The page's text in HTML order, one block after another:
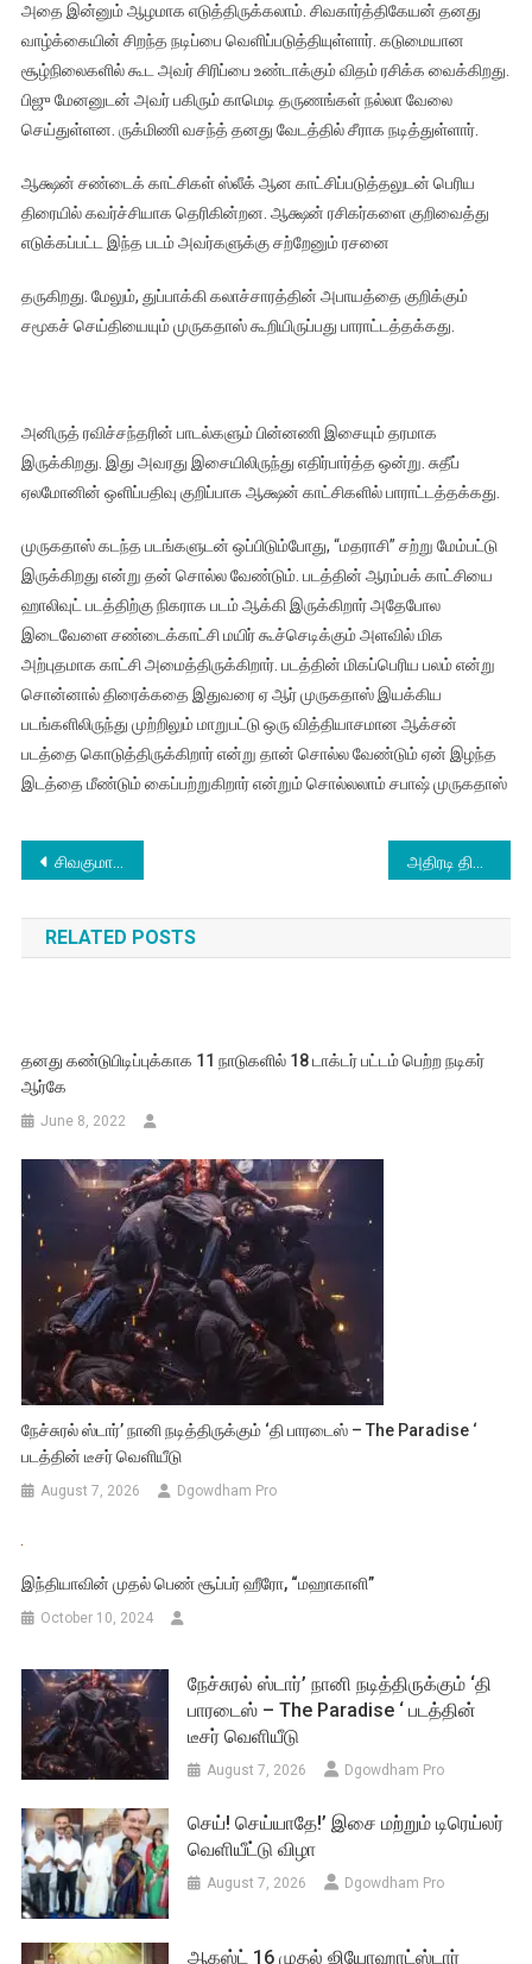
அதை இன்னும் ஆழமாக எடுத்திருக்கலாம். சிவகார்த்திகேயன் தனது
வாழ்க்கையின் சிறந்த நடிப்பை வெளிப்படுத்தியுள்ளார். கடுமையான
சூழ்நிலைகளில் கூட அவர் சிரிப்பை உண்டாக்கும் விதம் ரசிக்க வைக்கிறது.
பிஜு மேனனுடன் அவர் பகிரும் காமெடி தருணங்கள் நல்லா வேலை
செய்துள்ளன. ருக்மிணி வசந்த் தனது வேடத்தில் சீராக நடித்துள்ளார்.
ஆக்ஷன் சண்டைக் காட்சிகள் ஸ்லீக் ஆன காட்சிப்படுத்தலுடன் பெரிய
திரையில் கவர்ச்சியாக தெரிகின்றன. ஆக்ஷன் ரசிகர்களை குறிவைத்து
எடுக்கப்பட்ட இந்த படம் அவர்களுக்கு சற்றேனும் ரசனை
தருகிறது. மேலும், துப்பாக்கி கலாச்சாரத்தின் அபாயத்தை குறிக்கும்
சமூகச் செய்தியையும் முருகதாஸ் கூறியிருப்பது பாராட்டத்தக்கது.
அனிருத் ரவிச்சந்தரின் பாடல்களும் பின்னணி இசையும் தரமாக
இருக்கிறது. இது அவரது இசையிலிருந்து எதிர்பார்த்த ஒன்று. சுதீப்
ஏலமோனின் ஒளிப்பதிவு குறிப்பாக ஆக்ஷன் காட்சிகளில் பாராட்டத்தக்கது.
முருகதாஸ் கடந்த படங்களுடன் ஒப்பிடும்போது, “மதராசி” சற்று மேம்பட்டு
இருக்கிறது என்று தன் சொல்ல வேண்டும். படத்தின் ஆரம்பக் காட்சியை
ஹாலிவுட் படத்திற்கு நிகராக படம் ஆக்கி இருக்கிறார் அதேபோல
இடைவேளை சண்டைக்காட்சி மயிர் கூச்செடிக்கும் அளவில் மிக
அற்புதமாக காட்சி அமைத்திருக்கிறார். படத்தின் மிகப்பெரிய பலம் என்று
சொன்னால் திரைக்கதை இதுவரை ஏ ஆர் முருகதாஸ் இயக்கிய
படங்களிலிருந்து முற்றிலும் மாறுபட்டு ஒரு வித்தியாசமான ஆக்சன்
படத்தை கொடுத்திருக்கிறார் என்று தான் சொல்ல வேண்டும் ஏன் இழந்த
இடத்தை மீண்டும் கைப்பற்றுகிறார் என்றும் சொல்லலாம் சபாஷ் முருகதாஸ்
Post
navigation
சிவகுமார் கல்வி அறக்கட்டளை 46-ஆம் ஆண்டு பரிசளிப்பு விழா’ அதிரடி திரில்லர் “பேபி கேர்ள்” (Baby Girl) படத்திலிருந்து, நிவின் பாலியின் புதிய அதிரடி லுக் வெளியாகியுள்ளது
RELATED POSTS
தனது கண்டுபிடிப்புக்காக 11 நாடுகளில் 18 டாக்டர் பட்டம் பெற்ற நடிகர்
ஆர்கே
June 8, 2022
நேச்சுரல் ஸ்டார்’ நானி நடித்திருக்கும் ‘தி பாரடைஸ் – The Paradise ‘
படத்தின் டீசர் வெளியீடு
August 7, 2026 Dgowdham Pro
இந்தியாவின் முதல் பெண் சூப்பர் ஹீரோ, “மஹாகாளி”
October 10, 2024
நேச்சுரல் ஸ்டார்’ நானி நடித்திருக்கும் ‘தி
பாரடைஸ் – The Paradise ‘ படத்தின்
டீசர் வெளியீடு
August 7, 2026 Dgowdham Pro
செய்! செய்யாதே!’ இசை மற்றும் டிரெய்லர்
வெளியீட்டு விழா
August 7, 2026 Dgowdham Pro
ஆகஸ்ட் 16 முதல் ஜியோஹாட்ஸ்டார்